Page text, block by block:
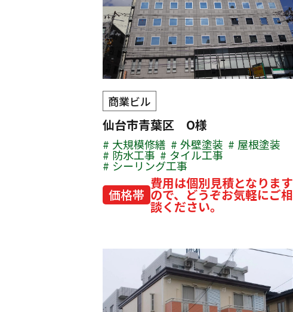
商業ビル
仙台市青葉区 O様
大規模修繕 外壁塗装 屋根塗装
防水工事 タイル工事
シーリング工事
価格帯
費用は個別見積となります
ので、どうぞお気軽にご相
談ください。